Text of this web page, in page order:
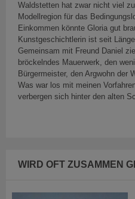
Waldstetten hat zwar nicht viel
Modellregion für das
Einkommen könnte Gloria gut
Kunstgeschichtlerin ist seit
Gemeinsam mit Freund Daniel
bröckelndes Mauerwerk, den
Bürgermeister, den Argwohn der
Was war los mit meinen
verbergen sich hinter den alten
WIRD OFT ZUSAMMEN